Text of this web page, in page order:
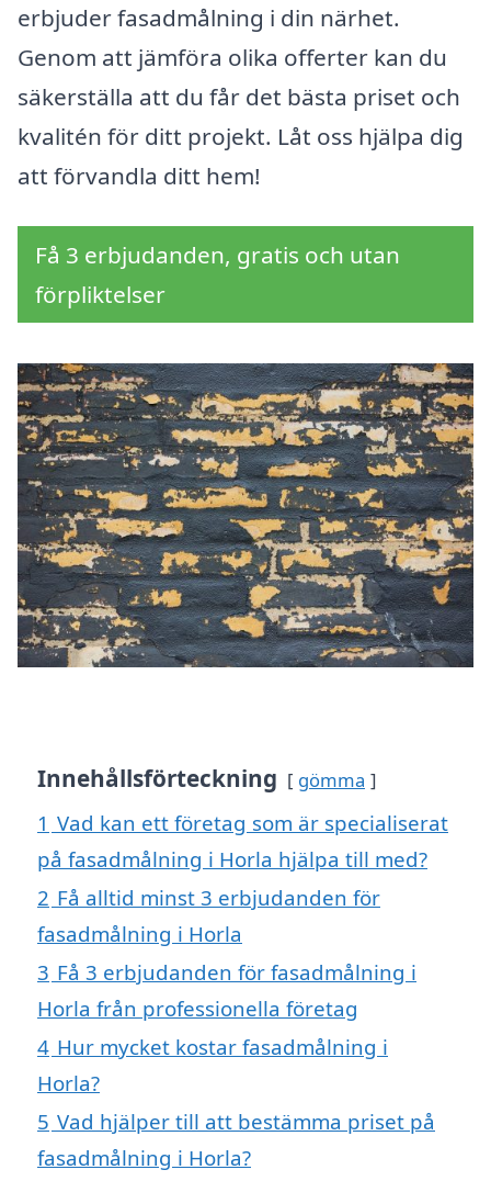
erbjuder fasadmålning i din närhet.
Genom att jämföra olika offerter kan du
säkerställa att du får det bästa priset och
kvalitén för ditt projekt. Låt oss hjälpa dig
att förvandla ditt hem!
Få 3 erbjudanden, gratis och utan
förpliktelser
Innehållsförteckning gömma
1 Vad kan ett företag som är specialiserat
på fasadmålning i Horla hjälpa till med?
2 Få alltid minst 3 erbjudanden för
fasadmålning i Horla
3 Få 3 erbjudanden för fasadmålning i
Horla från professionella företag
4 Hur mycket kostar fasadmålning i
Horla?
5 Vad hjälper till att bestämma priset på
fasadmålning i Horla?